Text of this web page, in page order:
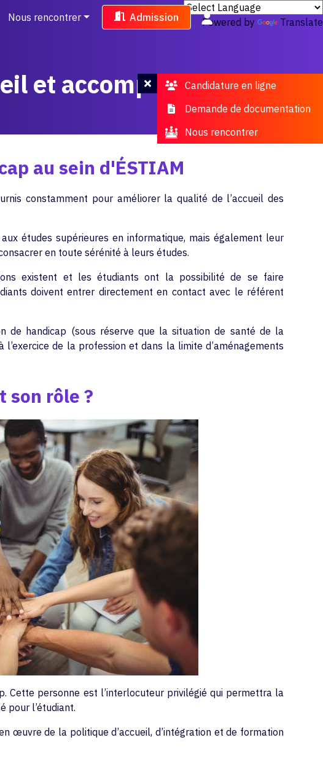
Powered by Translate
Nous rencontrer Admission
et accompagnement
au sein d'ÉSTIAM
constamment pour améliorer la qualité de l’accueil des
études supérieures en informatique, mais également leur
en toute sérénité à leurs études.
existent et les étudiants ont la possibilité de se faire
doivent entrer directement en contact avec le référent
de handicap (sous réserve que la situation de santé de la
de la profession et dans la limite d’aménagements
son rôle ?
Cette personne est l’interlocuteur privilégié qui permettra la
pour l’étudiant.
œuvre de la politique d’accueil, d’intégration et de formation
Candidature en ligne
Demande de documentation
Nous rencontrer